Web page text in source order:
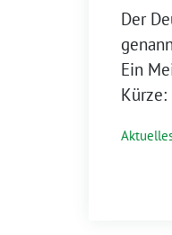
Der
Ein